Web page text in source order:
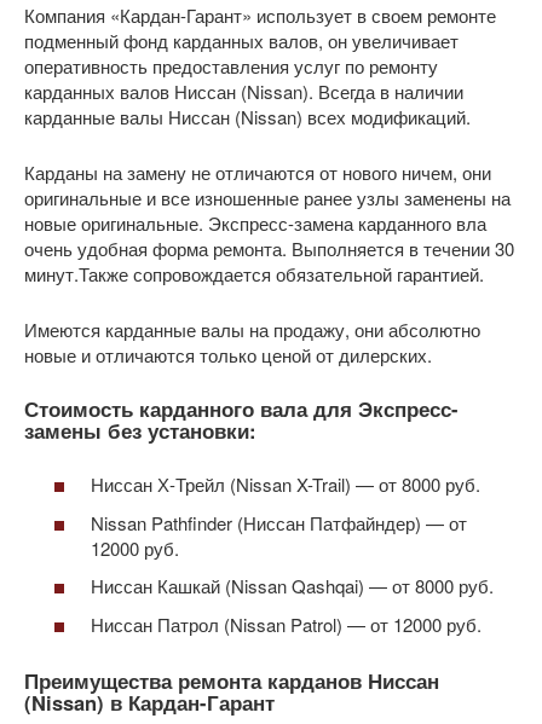
Компания «Кардан-Гарант» использует в своем ремонте
подменный фонд карданных валов, он увеличивает
оперативность предоставления услуг по ремонту
карданных валов Ниссан (Nissan). Всегда в наличии
карданные валы Ниссан (Nissan) всех модификаций.
Карданы на замену не отличаются от нового ничем, они
оригинальные и все изношенные ранее узлы заменены на
новые оригинальные. Экспресс-замена карданного вла
очень удобная форма ремонта. Выполняется в течении 30
минут.Также сопровождается обязательной гарантией.
Имеются карданные валы на продажу, они абсолютно
новые и отличаются только ценой от дилерских.
Стоимость карданного вала для Экспресс-
замены без установки:
Ниссан Х-Трейл (Nissan X-Trail) — от 8000 руб.
Nissan Pathfinder (Ниссан Патфайндер) — от
12000 руб.
Ниссан Кашкай (Nissan Qashqai) — от 8000 руб.
Ниссан Патрол (Nissan Patrol) — от 12000 руб.
Преимущества ремонта карданов Ниссан
(Nissan) в Кардан-Гарант